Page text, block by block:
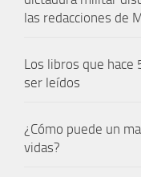
las redacciones de
Los libros que hace
ser leídos
¿Cómo puede un
vidas?